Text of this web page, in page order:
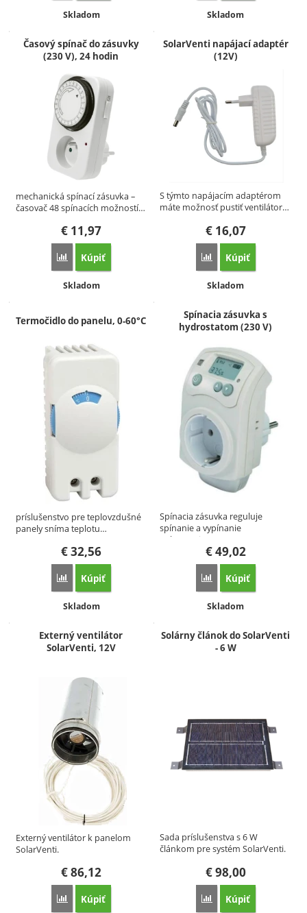
Dostupnosť:
Skladom Dostupnosť:
Skladom
Časový spínač do zásuvky
(230 V), 24 hodin
mechanická spínací zásuvka –
časovač 48 spínacích možností…
€ 11,97
Porovnať
Kúpiť
Dostupnosť:
Skladom
SolarVenti napájací adaptér
(12V)
S týmto napájacím adaptérom
máte možnosť pustiť ventilátor…
€16,07
Porovnať
Kúpiť
Dostupnosť:
Skladom
Termočidlo do panelu, 0-60°C
príslušenstvo pre teplovzdušné
panely sníma teplotu…
€32,56
Porovnať
Kúpiť
Dostupnosť:
Skladom
Spínacia zásuvka s
hydrostatom (230 V)
Spínacia zásuvka reguluje
spínanie a vypínanie
SolarVenti…
€49,02
Porovnať
Kúpiť
Dostupnosť:
Skladom
Externý ventilátor
SolarVenti, 12V
Externý ventilátor k panelom
SolarVenti.
€86,12
Porovnať
Kúpiť
Solárny článok do SolarVenti
- 6 W
Sada príslušenstva s 6 W
článkom pre systém SolarVenti.
€98,00
Porovnať
Kúpiť